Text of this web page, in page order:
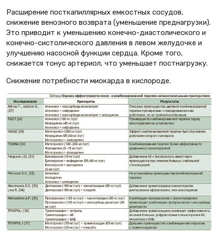
Расширение посткапиллярных емкостных сосудов,
снижение венозного возврата (уменьшение преднагрузки).
Это приводит к уменьшению конечно-диастолического и
конечно-систолического давления в левом желудочке и
улучшению насосной функции сердца. Кроме того,
снижается тонус артериол, что уменьшает постнагрузку.
Снижение потребности миокарда в кислороде.